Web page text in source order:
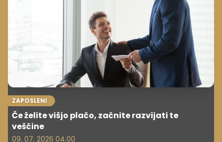
ZAPOSLENI
Če želite višjo plačo, začnite razvijati te
veščine
09. 07. 2026 04.00